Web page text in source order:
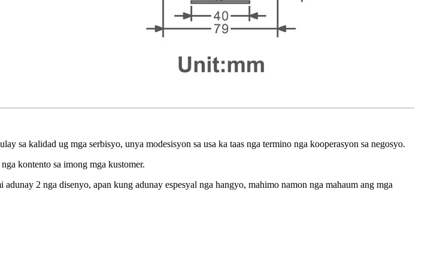
sa kalidad ug mga serbisyo, unya modesisyon sa usa ka taas nga termino nga kooperasyon sa negosyo.
kontento sa imong mga kustomer.
2 nga disenyo, apan kung adunay espesyal nga hangyo, mahimo namon nga mahaum ang mga